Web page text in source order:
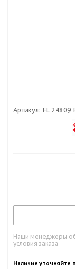
Артикул: FL 24809
Наши менеджеры
условия заказа
Наличие